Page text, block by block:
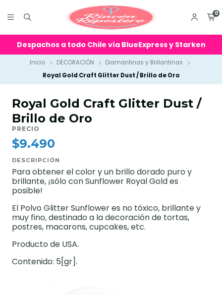
0
Despachos a todo Chile vía BlueExpress y Starken
Inicio DECORACIÓN
Diamantinas y Brillantinas
Royal Gold Craft Glitter Dust / Brillo de Oro
Royal Gold Craft Glitter Dust /
Brillo de Oro
PRECIO
$9.490
DESCRIPCIÓN
Para obtener el color y un brillo dorado puro y
brillante, ¡sólo con Sunflower Royal Gold es
posible!
El Polvo Glitter Sunflower es no tóxico, brillante y
muy fino, destinado a la decoración de tortas,
postres, macarons, cupcakes, etc.
Producto de USA.
Contenido: 5[gr].